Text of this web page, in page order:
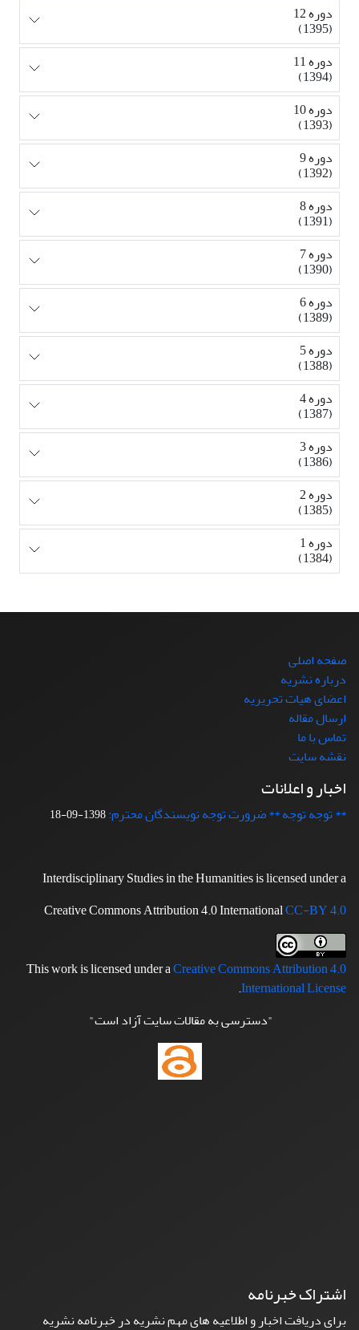
دوره 12
(1395)
دوره 11
(1394)
دوره 10
(1393)
دوره 9
(1392)
دوره 8
(1391)
دوره 7
(1390)
دوره 6
(1389)
دوره 5
(1388)
دوره 4
(1387)
دوره 3
(1386)
دوره 2
(1385)
دوره 1
(1384)
صفحه اصلی
درباره نشریه
اعضای هیات تحریریه
ارسال مقاله
تماس با ما
نقشه سایت
اخبار و اعلانات
** توجه توجه ** ضرورت توجه نویسندگان محترم:1398-09-18
Interdisciplinary Studies in the Humanities is licensed under a
Creative Commons Attribution 4.0 InternationalCC-BY 4.0
This work is licensed under aCreative Commons Attribution 4.0
International License
.
"دسترسی به مقالات سایت آزاد است"
اشتراک خبرنامه
برای دریافت اخبار و اطلاعیه های مهم نشریه در خبرنامه نشریه